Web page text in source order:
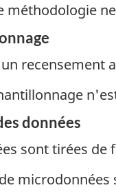
méthodologie
recensement
données
sont tirées